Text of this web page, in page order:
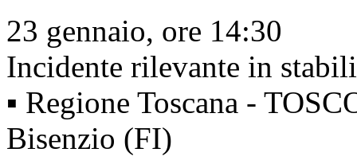
23 gennaio, ore 14:30
Incidente rilevante in
▪ Regione Toscana -
Bisenzio (FI)